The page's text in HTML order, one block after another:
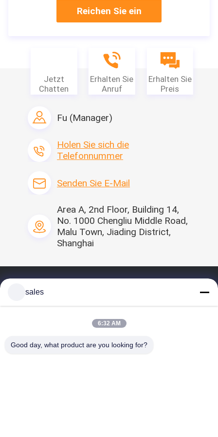
boxen,/Karton, jedes
Stück wird verpackt
Lieferzeit
2-7 Tage (einschließlich
Feiertage)
Zahlungsbedingungen
Versorgungsmaterial-
500.000 pro Tag
Wünschen Sie mehr Produktinformation?
Interessiert für dieses
Erhalten Sie spätesten
Preis vom Verkäufer
Kontaktverkäufer
Reichen Sie ein
Jetzt
Chatten
Erhalten Sie
Anruf
Erhalten Sie
Preis
Fu (Manager)
Holen Sie sich die
Telefonnummer
Senden Sie E-Mail
Area A, 2nd Floor, Building 14,
No. 1000 Chengliu Middle Road,
Malu Town, Jiading District,
Shanghai
Profil
Unsere Produkte
Videos
sales
6:32 AM
Good day, what product are you looking for?